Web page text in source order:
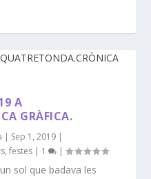
A
GRÀFICA.
| Sep 1, 2019 |
,festes | 1 |
sol que badava les